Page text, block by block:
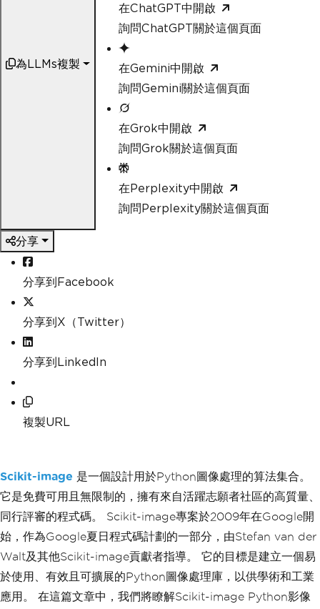
為LLMs複製
在ChatGPT中開啟
詢問ChatGPT關於這個頁面
在Gemini中開啟
詢問Gemini關於這個頁面
在Grok中開啟
詢問Grok關於這個頁面
在Perplexity中開啟
詢問Perplexity關於這個頁面
分享
分享到Facebook
分享到X（Twitter）
分享到LinkedIn
複製URL
Scikit-image 是一個設計用於Python圖像處理的算法集合。
它是免費可用且無限制的，擁有來自活躍志願者社區的高質量、
同行評審的程式碼。 Scikit-image專案於2009年在Google開
始，作為Google夏日程式碼計劃的一部分，由Stefan van der
Walt及其他Scikit-image貢獻者指導。 它的目標是建立一個易
於使用、有效且可擴展的Python圖像處理庫，以供學術和工業
應用。 在這篇文章中，我們將瞭解Scikit-image Python影像